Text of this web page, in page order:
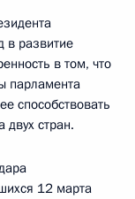
в развитие
в том, что
парламента
способствовать
двух стран.
12 марта